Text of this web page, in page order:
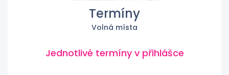
Termíny
Volná místa
Jednotlivé termíny v přihlášce